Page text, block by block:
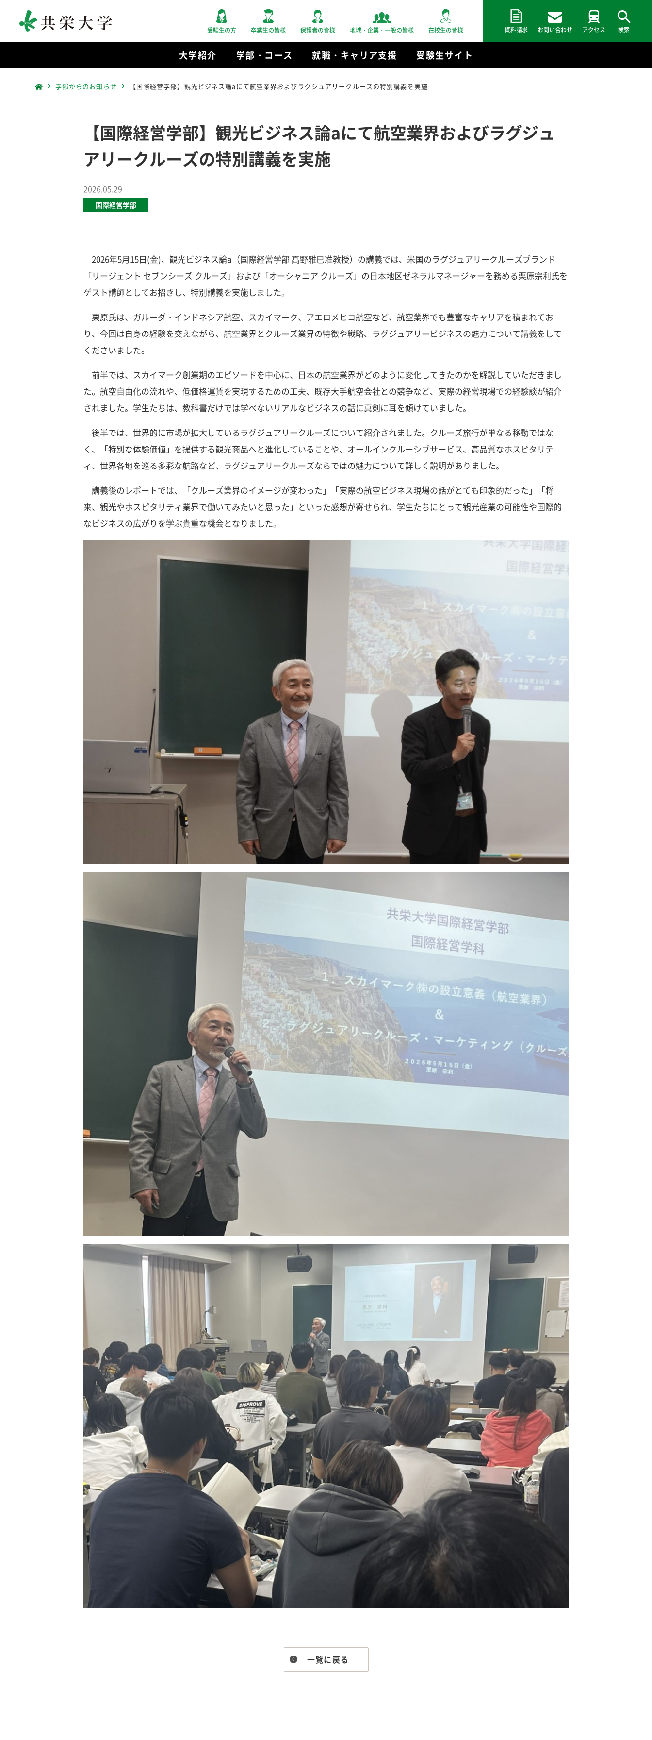
受験生の方 卒業生の皆様 保護者の皆様 地域・企業・一般の皆様 在校生の皆様 資料請求 お問い合わせ アクセス 検索
大学紹介 学部・コース 就職・キャリア支援 受験生サイト
学部からのお知らせ 【国際経営学部】観光ビジネス論aにて航空業界およびラグジュアリークルーズの特別講義を実施
【国際経営学部】観光ビジネス論aにて航空業界およびラグジュ
アリークルーズの特別講義を実施
2026.05.29
国際経営学部
2026年5月15日(金)、観光ビジネス論a（国際経営学部 髙野雅巳准教授）の講義では、米国のラグジュアリークルーズブランド
「リージェント セブンシーズ クルーズ」および「オーシャニア クルーズ」の日本地区ゼネラルマネージャーを務める栗原宗利氏を
ゲスト講師としてお招きし、特別講義を実施しました。
栗原氏は、ガルーダ・インドネシア航空、スカイマーク、アエロメヒコ航空など、航空業界でも豊富なキャリアを積まれてお
り、今回は自身の経験を交えながら、航空業界とクルーズ業界の特徴や戦略、ラグジュアリービジネスの魅力について講義をして
くださいました。
前半では、スカイマーク創業期のエピソードを中心に、日本の航空業界がどのように変化してきたのかを解説していただきまし
た。航空自由化の流れや、低価格運賃を実現するための工夫、既存大手航空会社との競争など、実際の経営現場での経験談が紹介
されました。学生たちは、教科書だけでは学べないリアルなビジネスの話に真剣に耳を傾けていました。
後半では、世界的に市場が拡大しているラグジュアリークルーズについて紹介されました。クルーズ旅行が単なる移動ではな
く、「特別な体験価値」を提供する観光商品へと進化していることや、オールインクルーシブサービス、高品質なホスピタリテ
ィ、世界各地を巡る多彩な航路など、ラグジュアリークルーズならではの魅力について詳しく説明がありました。
講義後のレポートでは、「クルーズ業界のイメージが変わった」「実際の航空ビジネス現場の話がとても印象的だった」「将
来、観光やホスピタリティ業界で働いてみたいと思った」といった感想が寄せられ、学生たちにとって観光産業の可能性や国際的
なビジネスの広がりを学ぶ貴重な機会となりました。
一覧に戻る